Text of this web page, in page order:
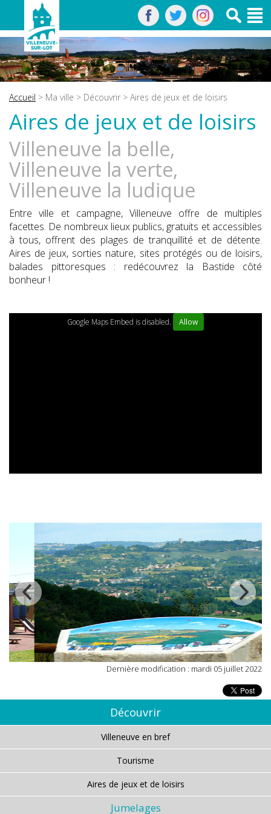
Accueil > Ma ville > Découvrir > Aires de jeux et de loisirs
Aires de jeux et de loisirs
Villeneuve la belle,
Villeneuve la verte,
Villeneuve la ludique
Entre ville et campagne, Villeneuve offre de multiples
facettes. De nombreux lieux publics, gratuits et accessibles
à tous, offrent des plages de tranquillité et de détente.
Aires de jeux, sorties nature, sites protégés ou de loisirs,
balades pittoresques : redécouvrez la Bastide côté
bonheur !
Google Maps Embed is disabled. Allow
Dernière modification : mardi 05 juillet 2022
Découvrir
Villeneuve en bref
Tourisme
Aires de jeux et de loisirs
Jumelages